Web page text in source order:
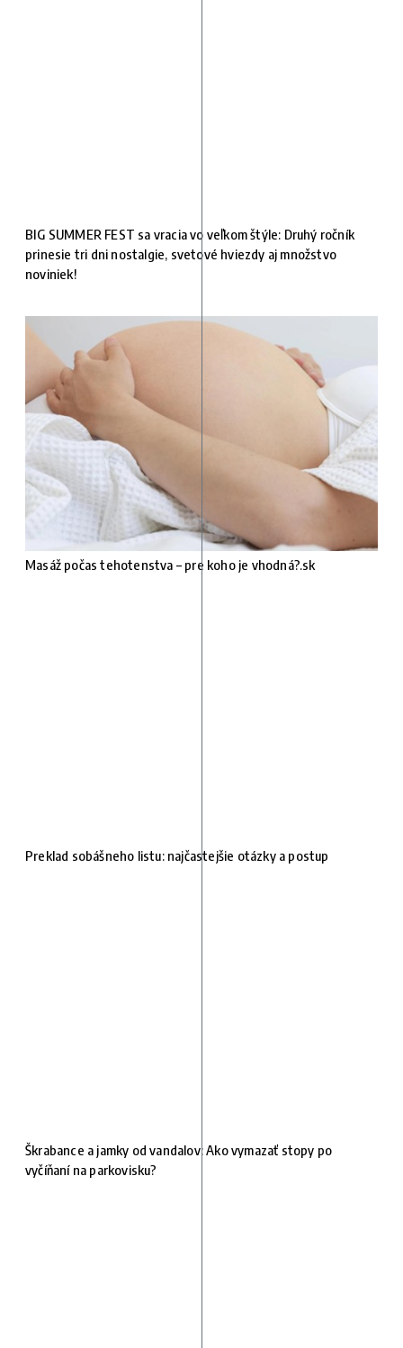
BIG SUMMER FEST sa vracia vo veľkom štýle: Druhý ročník
prinesie tri dni nostalgie, svetové hviezdy aj množstvo
noviniek!
Masáž počas tehotenstva – pre koho je vhodná?.sk
Preklad sobášneho listu: najčastejšie otázky a postup
Škrabance a jamky od vandalov: Ako vymazať stopy po
vyčíňaní na parkovisku?